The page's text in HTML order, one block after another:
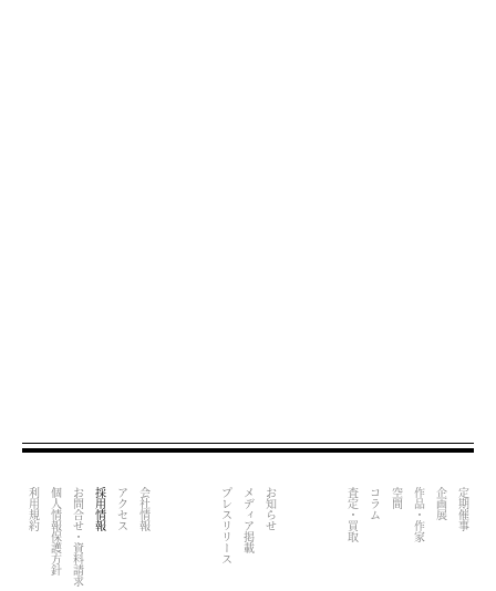
定期催事
企画展
作品・作家
空間
コラム
査定・買取
お知らせ
メディア掲載
プレスリリース
会社情報
アクセス
採用情報
お問合せ・資料請求
個人情報保護方針
利用規約